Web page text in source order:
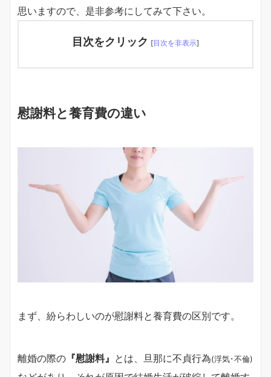
思いますので、是非参考にしてみて下さい。
目次をクリック [目次を非表示]
慰謝料と養育費の違い
まず、紛らわしいのが慰謝料と養育費の区別です。
離婚の際の 『慰謝料』 とは、旦那に不貞行為(浮気･不倫)